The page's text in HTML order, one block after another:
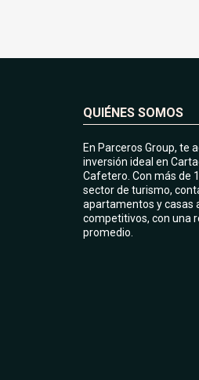
QUIÉNES SOMOS
En Parceros Group, te
inversión ideal en
Cafetero. Con más de
sector de turismo,
apartamentos y casas
competitivos, con una
promedio.